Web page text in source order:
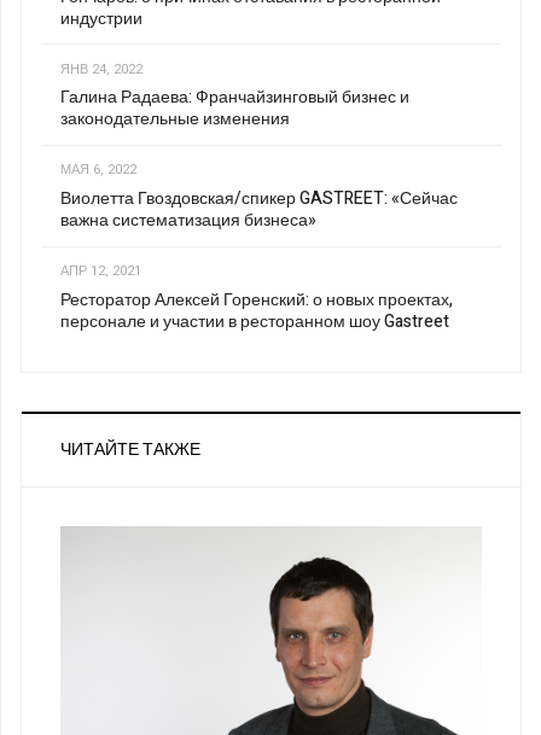
индустрии
ЯНВ 24, 2022
Галина Радаева: Франчайзинговый бизнес и
законодательные изменения
МАЯ 6, 2022
Виолетта Гвоздовская/спикер GASTREET: «Сейчас
важна систематизация бизнеса»
АПР 12, 2021
Ресторатор Алексей Горенский: о новых проектах,
персонале и участии в ресторанном шоу Gastreet
ЧИТАЙТЕ ТАКЖЕ